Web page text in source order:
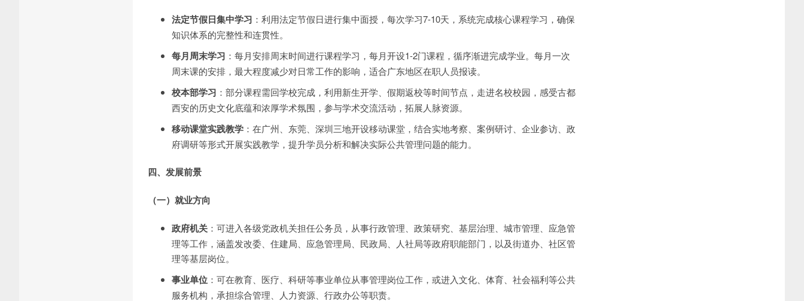
法定节假日集中学习 ：利用法定节假日进行集中面授，每次学习7-10天，系统完成核心课程学习，确保
知识体系的完整性和连贯性。
每月周末学习 ：每月安排周末时间进行课程学习，每月开设1-2门课程，循序渐进完成学业。每月一次
周末课的安排，最大程度减少对日常工作的影响，适合广东地区在职人员报读。
校本部学习 ：部分课程需回学校完成，利用新生开学、假期返校等时间节点，走进名校校园，感受古都
西安的历史文化底蕴和浓厚学术氛围，参与学术交流活动，拓展人脉资源。
移动课堂实践教学 ：在广州、东莞、深圳三地开设移动课堂，结合实地考察、案例研讨、企业参访、政
府调研等形式开展实践教学，提升学员分析和解决实际公共管理问题的能力。
四、发展前景
（一）就业方向
政府机关 ：可进入各级党政机关担任公务员，从事行政管理、政策研究、基层治理、城市管理、应急管
理等工作，涵盖发改委、住建局、应急管理局、民政局、人社局等政府职能部门，以及街道办、社区管
理等基层岗位。
事业单位 ：可在教育、医疗、科研等事业单位从事管理岗位工作，或进入文化、体育、社会福利等公共
服务机构，承担综合管理、人力资源、行政办公等职责。